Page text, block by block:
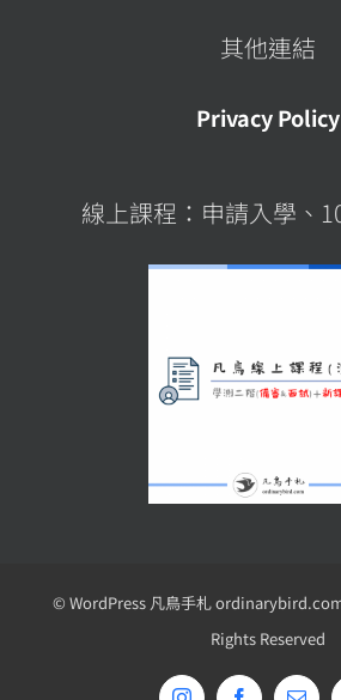
其他連結
Privacy Policy
線上課程：申請入學、
© WordPress 凡鳥手札
Rights Reserved